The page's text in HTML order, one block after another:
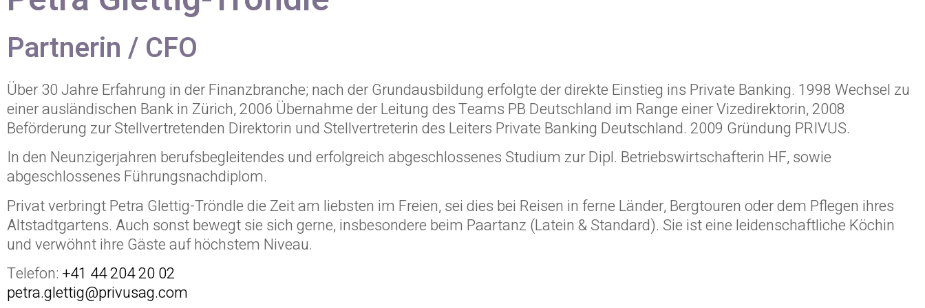
Partnerin / CFO
Über 30 Jahre Erfahrung in der Finanzbranche; nach der Grundausbildung erfolgte der direkte Einstieg ins Private Banking. 1998 Wechsel zu
einer ausländischen Bank in Zürich, 2006 Übernahme der Leitung des Teams PB Deutschland im Range einer Vizedirektorin, 2008
Beförderung zur Stellvertretenden Direktorin und Stellvertreterin des Leiters Private Banking Deutschland. 2009 Gründung PRIVUS.
In den Neunzigerjahren berufsbegleitendes und erfolgreich abgeschlossenes Studium zur Dipl. Betriebswirtschafterin HF, sowie
abgeschlossenes Führungsnachdiplom.
Privat verbringt Petra Glettig-Tröndle die Zeit am liebsten im Freien, sei dies bei Reisen in ferne Länder, Bergtouren oder dem Pflegen ihres
Altstadtgartens. Auch sonst bewegt sie sich gerne, insbesondere beim Paartanz (Latein & Standard). Sie ist eine leidenschaftliche Köchin
und verwöhnt ihre Gäste auf höchstem Niveau.
Telefon: +41 44 204 20 02
petra.glettig@privusag.com